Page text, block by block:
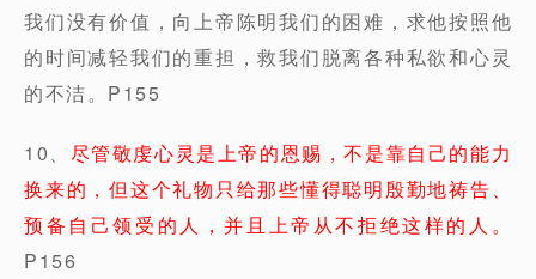
我们没有价值，向上帝陈明我们的困难，求他按照他
的时间减轻我们的重担，救我们脱离各种私欲和心灵
的不洁。P155
10、 尽管敬虔心灵是上帝的恩赐，不是靠自己的能力
换来的，但这个礼物只给那些懂得聪明殷勤地祷告、
预备自己领受的人，并且上帝从不拒绝这样的人。
P156